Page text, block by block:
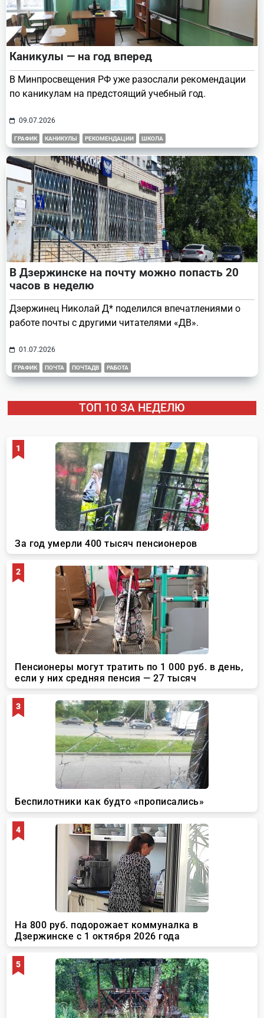
Каникулы — на год вперед
В Минпросвещения РФ уже разослали рекомендации
по каникулам на предстоящий учебный год.
09.07.2026
ГРАФИК КАНИКУЛЫ РЕКОМЕНДАЦИИ ШКОЛА
В Дзержинске на почту можно попасть 20
часов в неделю
Дзержинец Николай Д* поделился впечатлениями о
работе почты с другими читателями «ДВ».
01.07.2026
ГРАФИК ПОЧТА ПОЧТАДВ РАБОТА
ТОП 10 ЗА НЕДЕЛЮ